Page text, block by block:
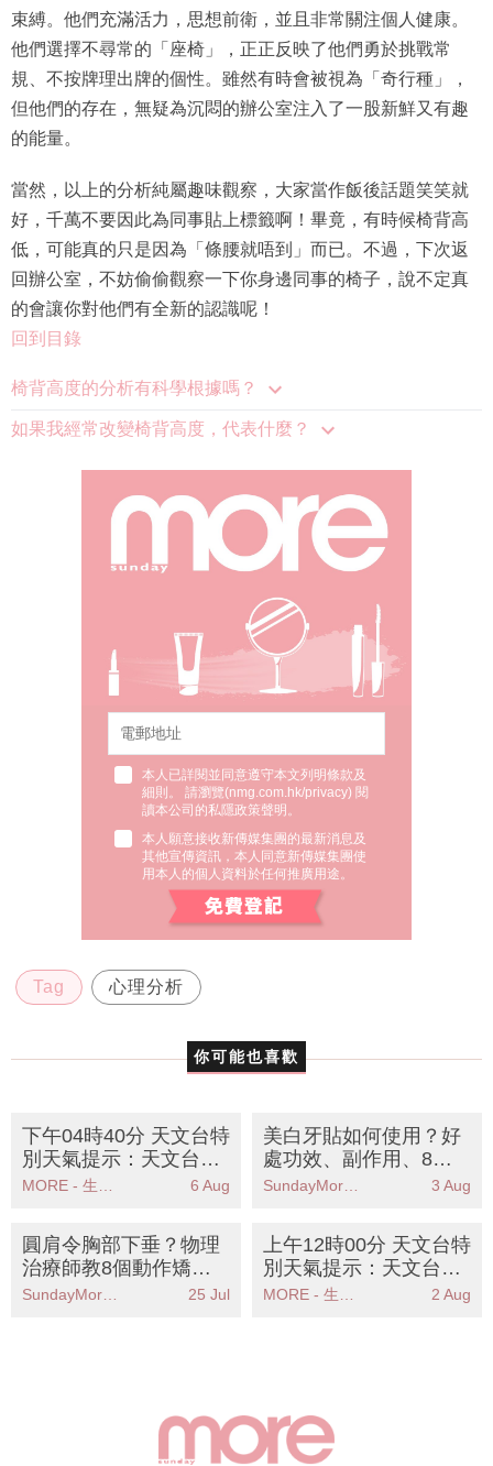
束縛。他們充滿活力，思想前衛，並且非常關注個人健康。
他們選擇不尋常的「座椅」，正正反映了他們勇於挑戰常
規、不按牌理出牌的個性。雖然有時會被視為「奇行種」，
但他們的存在，無疑為沉悶的辦公室注入了一股新鮮又有趣
的能量。
當然，以上的分析純屬趣味觀察，大家當作飯後話題笑笑就
好，千萬不要因此為同事貼上標籤啊！畢竟，有時候椅背高
低，可能真的只是因為「條腰就唔到」而已。不過，下次返
回辦公室，不妨偷偷觀察一下你身邊同事的椅子，說不定真
的會讓你對他們有全新的認識呢！
回到目錄
椅背高度的分析有科學根據嗎？
如果我經常改變椅背高度，代表什麼？
本人已詳閱並同意遵守本文列明條款及
細則。 請瀏覽(nmg.com.hk/privacy) 閱
讀本公司的私隱政策聲明。
本人願意接收新傳媒集團的最新消息及
其他宣傳資訊，本人同意新傳媒集團使
用本人的個人資料於任何推廣用途。
Tag 心理分析
你可能也喜歡
下午04時40分 天文台特
別天氣提示：天文台預
測週末酷熱天氣市民需
6 Aug
美白牙貼如何使用？好
處功效、副作用、8大
推薦一文看清
3 Aug
圓肩令胸部下垂？物理
治療師教8個動作矯正
駝背丨告別虎背熊腰視
SundayMore編輯部 25 Jul
上午12時00分 天文台特
別天氣提示：天文台預
警本港今日有狂風雷暴
MORE - 生活品味 2 Aug